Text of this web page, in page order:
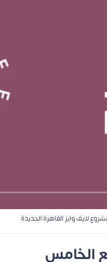
لايف وايز القاهرة الجديدة
الخامس